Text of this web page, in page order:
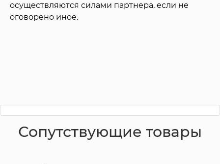
осуществляются силами партнера, если не
оговорено иное.
Сопутствующие товары